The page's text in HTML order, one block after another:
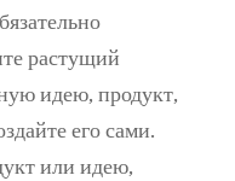
растущий
идею, продукт,
его сами.
или идею,